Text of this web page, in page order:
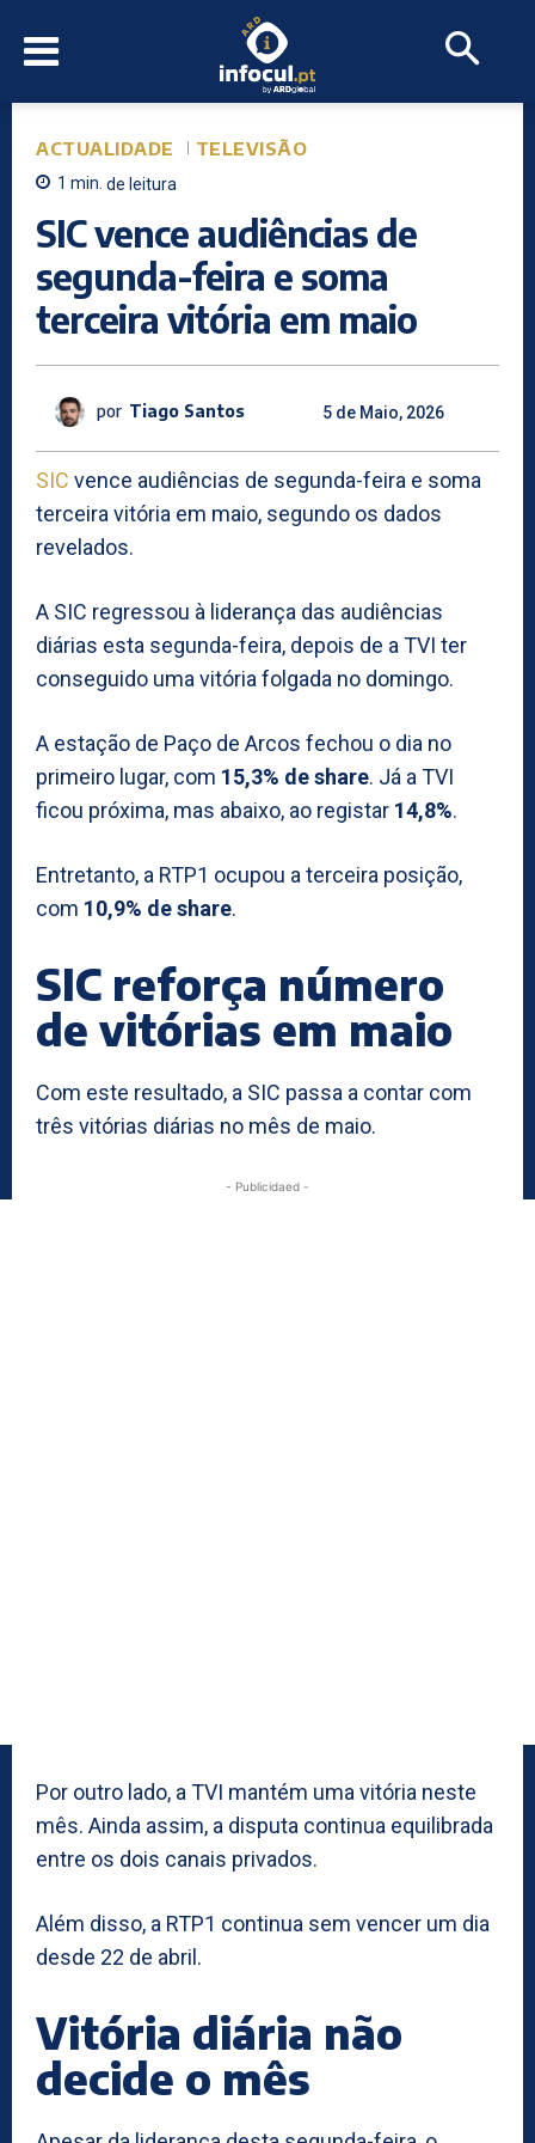
ACTUALIDADE TELEVISÃO
1 min. de leitura
SIC vence audiências de
segunda-feira e soma
terceira vitória em maio
por Tiago Santos 5 de Maio, 2026
SIC vence audiências de segunda-feira e soma
terceira vitória em maio, segundo os dados
revelados.
A SIC regressou à liderança das audiências
diárias esta segunda-feira, depois de a TVI ter
conseguido uma vitória folgada no domingo.
A estação de Paço de Arcos fechou o dia no
primeiro lugar, com 15,3% de share. Já a TVI
ficou próxima, mas abaixo, ao registar 14,8%.
Entretanto, a RTP1 ocupou a terceira posição,
com 10,9% de share.
SIC reforça número
de vitórias em maio
Com este resultado, a SIC passa a contar com
três vitórias diárias no mês de maio.
- Publicidaed -
Por outro lado, a TVI mantém uma vitória neste
mês. Ainda assim, a disputa continua equilibrada
entre os dois canais privados.
Além disso, a RTP1 continua sem vencer um dia
desde 22 de abril.
Vitória diária não
decide o mês